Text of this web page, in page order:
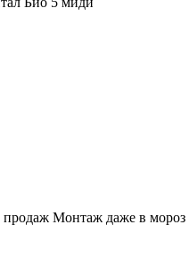
продаж Монтаж даже в мороз